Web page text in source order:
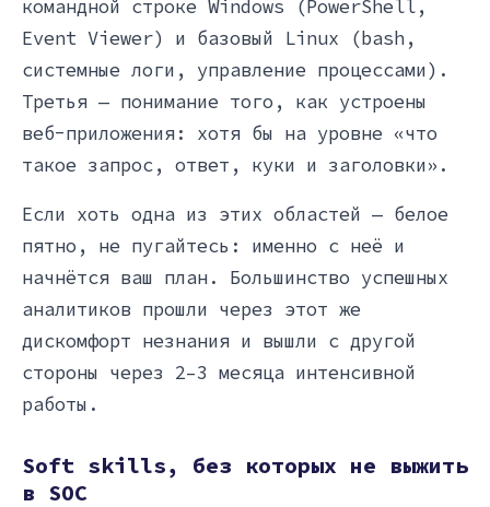
командной строке Windows (PowerShell,
Event Viewer) и базовый Linux (bash,
системные логи, управление процессами).
Третья — понимание того, как устроены
веб-приложения: хотя бы на уровне «что
такое запрос, ответ, куки и заголовки».
Если хоть одна из этих областей — белое
пятно, не пугайтесь: именно с неё и
начнётся ваш план. Большинство успешных
аналитиков прошли через этот же
дискомфорт незнания и вышли с другой
стороны через 2–3 месяца интенсивной
работы.
Soft skills, без которых не выжить
в SOC